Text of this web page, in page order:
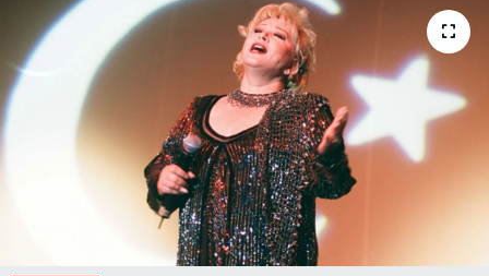
Kadın
Erişim Bilgileri
Sağlık
Teknoloji